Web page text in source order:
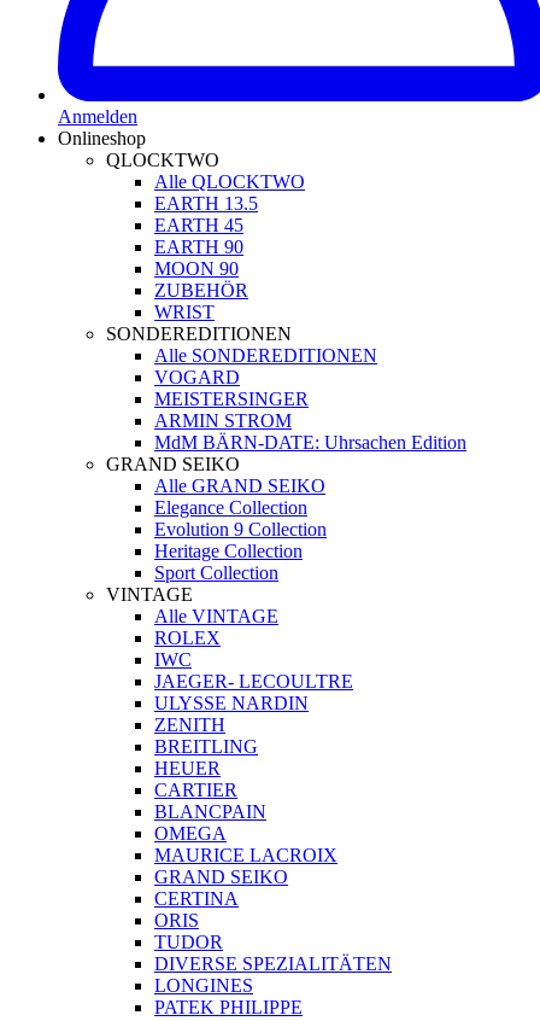
Anmelden
Onlineshop
QLOCKTWO
Alle QLOCKTWO
EARTH 13.5
EARTH 45
EARTH 90
MOON 90
ZUBEHÖR
WRIST
SONDEREDITIONEN
Alle SONDEREDITIONEN
VOGARD
MEISTERSINGER
ARMIN STROM
MdM BÄRN-DATE: Uhrsachen Edition
GRAND SEIKO
Alle GRAND SEIKO
Elegance Collection
Evolution 9 Collection
Heritage Collection
Sport Collection
VINTAGE
Alle VINTAGE
ROLEX
IWC
JAEGER- LECOULTRE
ULYSSE NARDIN
ZENITH
BREITLING
HEUER
CARTIER
BLANCPAIN
OMEGA
MAURICE LACROIX
GRAND SEIKO
CERTINA
ORIS
TUDOR
DIVERSE SPEZIALITÄTEN
LONGINES
PATEK PHILIPPE